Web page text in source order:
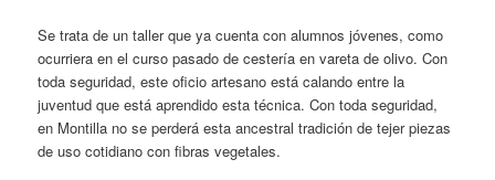
Se trata de un taller que ya cuenta con alumnos jóvenes, como
ocurriera en el curso pasado de cestería en vareta de olivo. Con
toda seguridad, este oficio artesano está calando entre la
juventud que está aprendido esta técnica. Con toda seguridad,
en Montilla no se perderá esta ancestral tradición de tejer piezas
de uso cotidiano con fibras vegetales.